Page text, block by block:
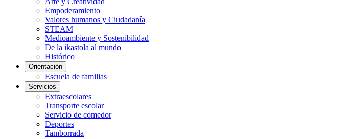
Empoderamiento
Valores humanos y Ciudadanía
STEAM
Medioambiente y Sostenibilidad
De la ikastola al mundo
Histórico
Orientación
Escuela de familias
Servicios
Extraescolares
Transporte escolar
Servicio de comedor
Deportes
Tamborrada